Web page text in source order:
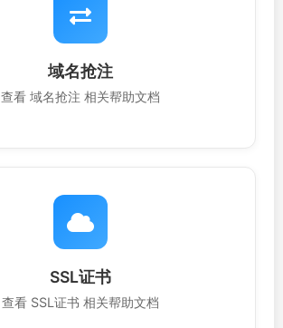
域名抢注
查看 域名抢注 相关帮助文档
SSL证书
查看 SSL证书 相关帮助文档